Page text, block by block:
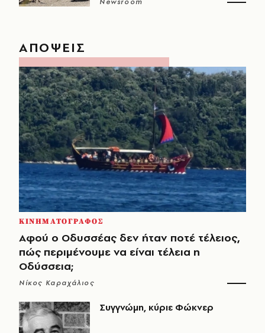
Newsroom
ΑΠΟΨΕΙΣ
ΚΙΝΗΜΑΤΟΓΡΑΦΟΣ
Αφού ο Οδυσσέας δεν ήταν ποτέ τέλειος,
πώς περιμένουμε να είναι τέλεια η
Οδύσσεια;
Νίκος Καραχάλιος
Συγγνώμη, κύριε Φώκνερ